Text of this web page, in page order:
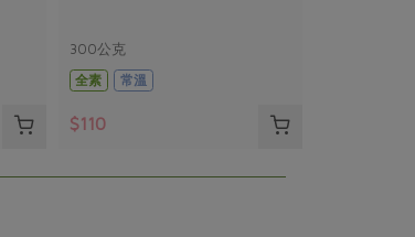
300公克
全素
常溫
$110